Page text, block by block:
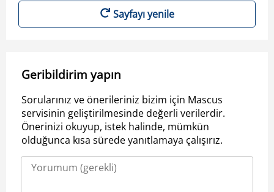
Sayfayı yenile
Geribildirim yapın
Sorularınız ve önerileriniz bizim için Mascus
servisinin geliştirilmesinde değerli verilerdir.
Önerinizi okuyup, istek halinde, mümkün
olduğunca kısa sürede yanıtlamaya çalışırız.